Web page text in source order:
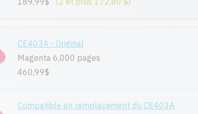
CE403A - Original
Magenta 6,000 pages
460,99$
Compatible en remplacement du CE403A